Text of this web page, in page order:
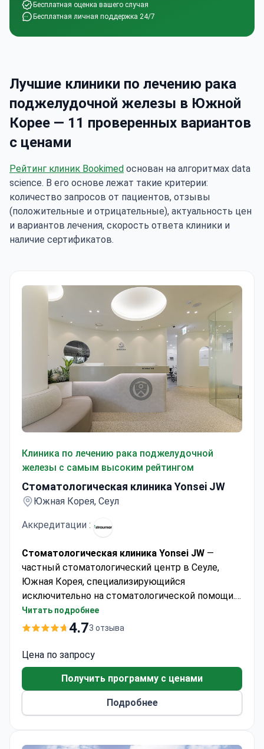
Бесплатная оценка вашего случая
Бесплатная личная поддержка 24/7
Лучшие клиники по лечению рака
поджелудочной железы в Южной
Корее — 11 проверенных вариантов
с ценами
Рейтинг клиник Bookimed основан на алгоритмах data
science. В его основе лежат такие критерии:
количество запросов от пациентов, отзывы
(положительные и отрицательные), актуальность цен
и вариантов лечения, скорость ответа клиники и
наличие сертификатов.
Клиника по лечению рака поджелудочной
железы с самым высоким рейтингом
Стоматологическая клиника Yonsei JW
Южная Корея, Сеул
Аккредитации :
Стоматологическая клиника Yonsei JW —
частный стоматологический центр в Сеуле,
Южная Корея, специализирующийся
исключительно на стоматологической помощи.
В клинике лечат взрослых и детей, ежегодно
здесь получают помощь около 5 000 пациентов.
Европы, стран Содружества, Азии, США, Канады
и Австралии.
Читать подробнее
4.73 отзыва
Цена по запросу
Получить программу с ценами
Подробнее